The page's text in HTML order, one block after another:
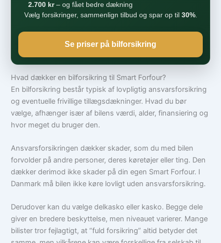
2.700 kr– og fået bedre dækning
Vælg forsikringer, sammenlign tilbud og spar op til 30%.
Se priser på bilforsikring
Hvad dækker en bilforsikring til Smart Forfour?
En bilforsikring består typisk af lovpligtig ansvarsforsikring
og eventuelle frivillige tillægsdækninger. Hvad du bør
vælge, afhænger især af bilens værdi, alder, finansiering og
hvor meget du bruger den.
Ansvarsforsikringen dækker skader, som du med bilen
forvolder på andre personer, deres køretøjer eller ting. Den
dækker derimod ikke skader på din egen Smart Forfour. I
Danmark må bilen ikke køre lovligt uden ansvarsforsikring.
Derudover kan du vælge delkasko eller kasko. Begge dele
giver en bredere beskyttelse, men niveauet varierer. Mange
bilister tror fejlagtigt, at “fuld forsikring” altid betyder det